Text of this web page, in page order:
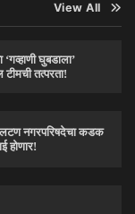
View All
घुबडाला’
तत्परता!
नगरपरिषदेचा कडक
होणार!